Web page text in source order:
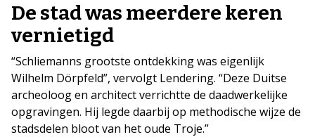
De stad was meerdere keren
vernietigd
“Schliemanns grootste ontdekking was eigenlijk
Wilhelm Dörpfeld”, vervolgt Lendering. “Deze Duitse
archeoloog en architect verrichtte de daadwerkelijke
opgravingen. Hij legde daarbij op methodische wijze de
stadsdelen bloot van het oude Troje.”